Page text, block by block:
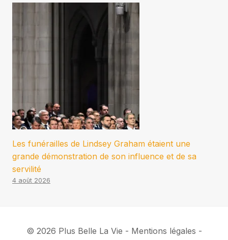
Les funérailles de Lindsey Graham étaient une
grande démonstration de son influence et de sa
servilité
4 août 2026
© 2026 Plus Belle La Vie - Mentions légales -